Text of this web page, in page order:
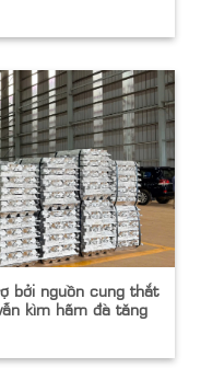
bởi nguồn cung thắt
kìm hãm đà tăng